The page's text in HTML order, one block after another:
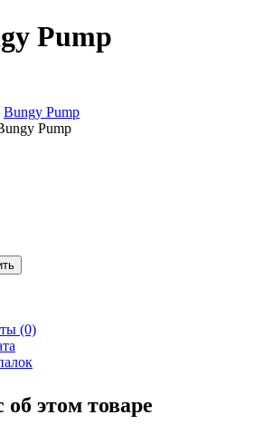
Pump
Bungy Pump
Pump
(0)
об этом товаре